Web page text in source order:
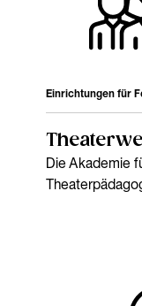
Einrichtungen für
Die Akademie